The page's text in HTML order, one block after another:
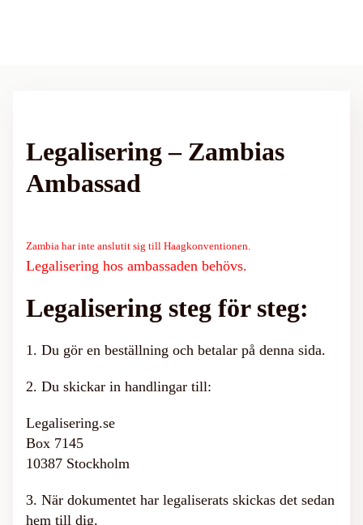
Legalisering – Zambias
Ambassad
Zambia har inte anslutit sig till Haagkonventionen.
Legalisering hos ambassaden behövs.
Legalisering steg för steg:
1. Du gör en beställning och betalar på denna sida.
2. Du skickar in handlingar till:
Legalisering.se
Box 7145
10387 Stockholm
3. När dokumentet har legaliserats skickas det sedan
hem till dig.